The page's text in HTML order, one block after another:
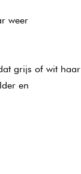
weer
grijs of wit haar
en